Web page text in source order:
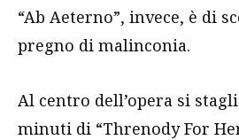
“Ab Aeterno”, invece, è di
pregno di malinconia.
Al centro dell’opera si
minuti di “Threnody For